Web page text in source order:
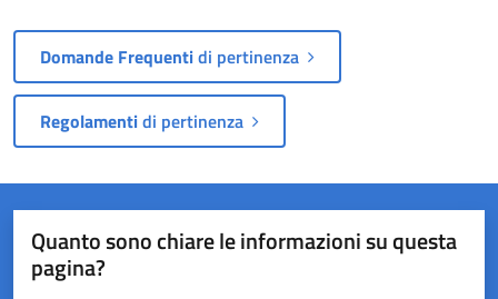
Domande Frequentidi pertinenza
Regolamentidi pertinenza
Quanto sono chiare le informazioni su questa
pagina?